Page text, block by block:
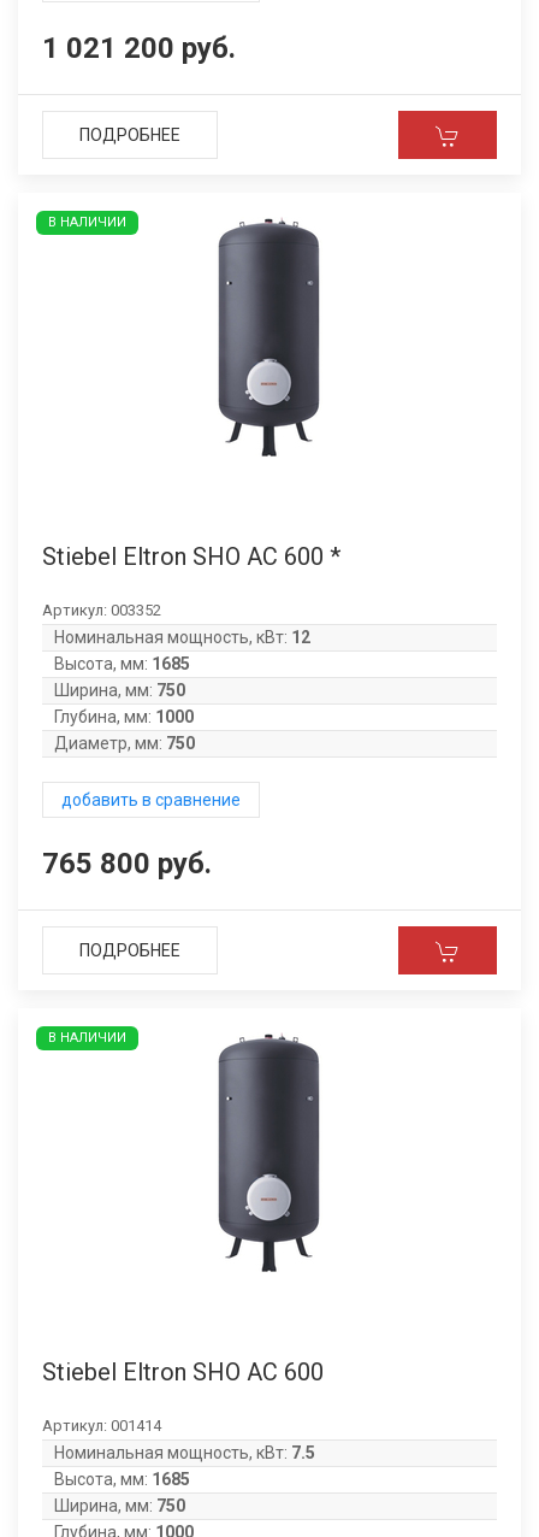
1 021 200 руб.
ПОДРОБНЕЕ
Stiebel Eltron SHO AC 600 *
Артикул: 003352
Номинальная мощность, кВт: 12
Высота, мм: 1685
Ширина, мм: 750
Глубина, мм: 1000
Диаметр, мм: 750
добавить в сравнение
765 800 руб.
В НАЛИЧИИ
ПОДРОБНЕЕ
Stiebel Eltron SHO AC 600
Артикул: 001414
Номинальная мощность, кВт: 7.5
Высота, мм: 1685
Ширина, мм: 750
Глубина, мм: 1000
В НАЛИЧИИ